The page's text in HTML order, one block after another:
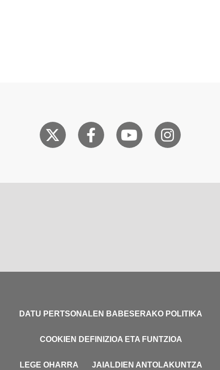
DATU PERTSONALEN BABESERAKO POLITIKA
COOKIEN DEFINIZIOA ETA FUNTZIOA
LEGE OHARRA JAIALDIEN ANTOLAKUNTZA